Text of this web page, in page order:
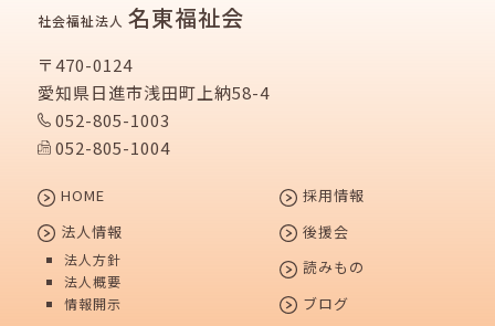
社会福祉法人 名東福祉会
〒470-0124
愛知県日進市浅田町上納58-4
052-805-1003
052-805-1004
HOME
法人情報
法人方針
法人概要
情報開示
採用情報
後援会
読みもの
ブログ